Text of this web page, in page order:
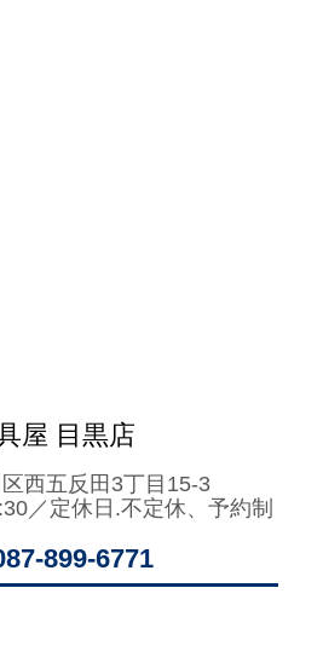
屋 目黒店
西五反田3丁目15-3
／定休日.不定休、予約制
899-6771